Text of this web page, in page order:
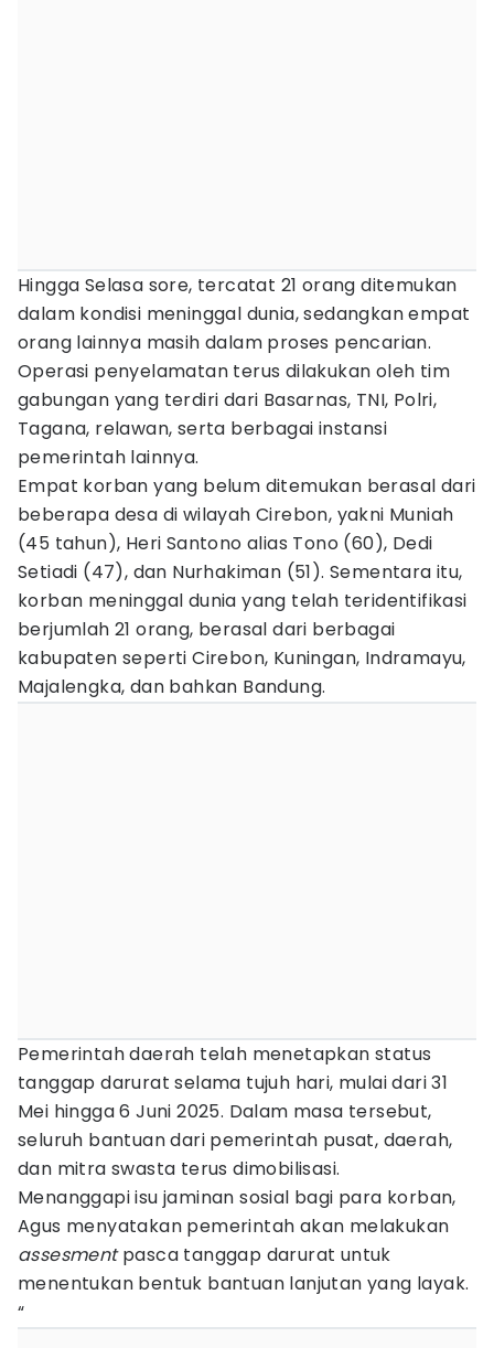
Hingga Selasa sore, tercatat 21 orang ditemukan
dalam kondisi meninggal dunia, sedangkan empat
orang lainnya masih dalam proses pencarian.
Operasi penyelamatan terus dilakukan oleh tim
gabungan yang terdiri dari Basarnas, TNI, Polri,
Tagana, relawan, serta berbagai instansi
pemerintah lainnya.
Empat korban yang belum ditemukan berasal dari
beberapa desa di wilayah Cirebon, yakni Muniah
(45 tahun), Heri Santono alias Tono (60), Dedi
Setiadi (47), dan Nurhakiman (51). Sementara itu,
korban meninggal dunia yang telah teridentifikasi
berjumlah 21 orang, berasal dari berbagai
kabupaten seperti Cirebon, Kuningan, Indramayu,
Majalengka, dan bahkan Bandung.
Pemerintah daerah telah menetapkan status
tanggap darurat selama tujuh hari, mulai dari 31
Mei hingga 6 Juni 2025. Dalam masa tersebut,
seluruh bantuan dari pemerintah pusat, daerah,
dan mitra swasta terus dimobilisasi.
Menanggapi isu jaminan sosial bagi para korban,
Agus menyatakan pemerintah akan melakukan
assesmentpasca tanggap darurat untuk
menentukan bentuk bantuan lanjutan yang layak.
“